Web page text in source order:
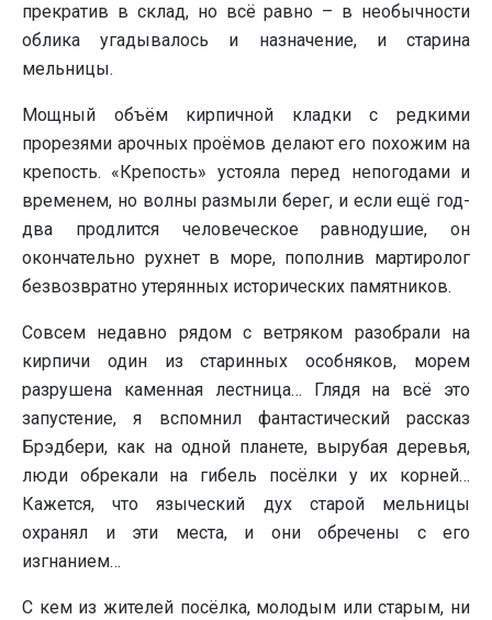
прекратив в склад, но всё равно – в необычности
облика угадывалось и назначение, и старина
мельницы.
Мощный объём кирпичной кладки с редкими
прорезями арочных проёмов делают его похожим на
крепость. «Крепость» устояла перед непогодами и
временем, но волны размыли берег, и если ещё год-
два продлится человеческое равнодушие, он
окончательно рухнет в море, пополнив мартиролог
безвозвратно утерянных исторических памятников.
Совсем недавно рядом с ветряком разобрали на
кирпичи один из старинных особняков, морем
разрушена каменная лестница… Глядя на всё это
запустение, я вспомнил фантастический рассказ
Брэдбери, как на одной планете, вырубая деревья,
люди обрекали на гибель посёлки у их корней…
Кажется, что языческий дух старой мельницы
охранял и эти места, и они обречены с его
изгнанием…
С кем из жителей посёлка, молодым или старым, ни